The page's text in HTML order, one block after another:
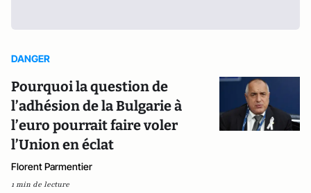
DANGER
Pourquoi la question de
l’adhésion de la Bulgarie à
l’euro pourrait faire voler
l’Union en éclat
Florent Parmentier
1 min de lecture